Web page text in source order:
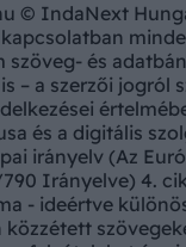
© IndaNext
szöveg- és
– a szerzői jogról
és a digitális
irányelv (Az
790 Irányelve) 4.
- ideértve
közzétett